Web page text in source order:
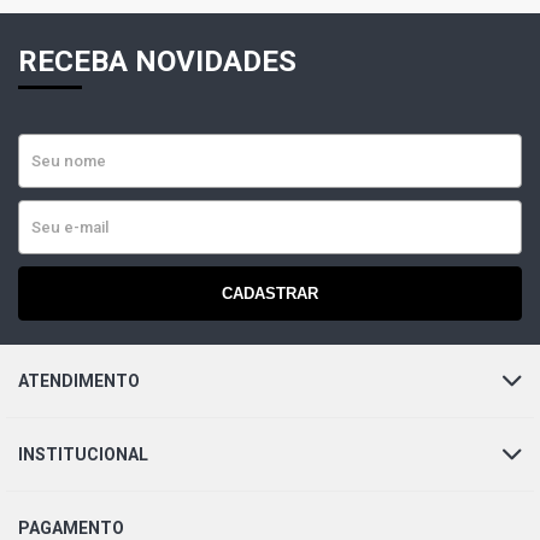
RECEBA NOVIDADES
CADASTRAR
ATENDIMENTO
INSTITUCIONAL
PAGAMENTO